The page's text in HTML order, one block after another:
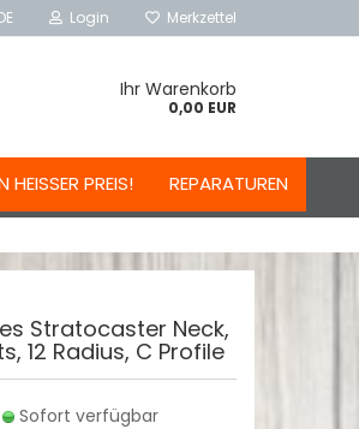
Login Merkzettel
Ihr Warenkorb
0,00 EUR
HEISSER PREIS! REPARATUREN
Stratocaster Neck,
12 Radius, C Profile
Sofort verfügbar